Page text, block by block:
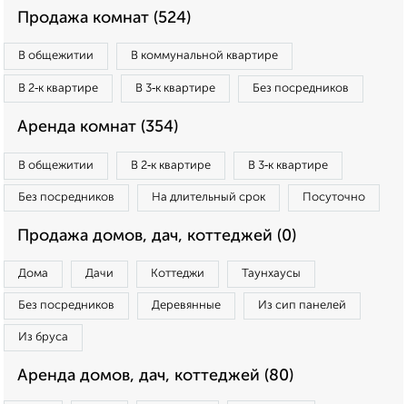
Продажа комнат (524)
В общежитии В коммунальной квартире
В 2‑к квартире В 3‑к квартире Без посредников
Аренда комнат (354)
В общежитии В 2‑к квартире В 3‑к квартире
Без посредников На длительный срок Посуточно
Продажа домов, дач, коттеджей (0)
Дома Дачи Коттеджи Таунхаусы
Без посредников Деревянные Из сип панелей
Из бруса
Аренда домов, дач, коттеджей (80)